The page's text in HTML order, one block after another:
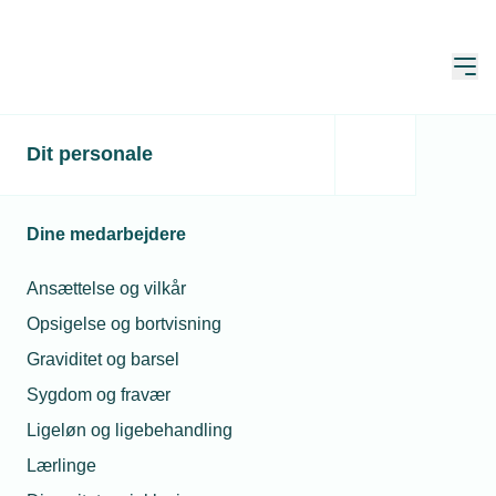
Dit personale
Dine medarbejdere
Ansættelse og vilkår
Opsigelse og bortvisning
Graviditet og barsel
Sygdom og fravær
Ligeløn og ligebehandling
Lærlinge
Fem års
fem måneder
Publiceret: 03. feb. 2021